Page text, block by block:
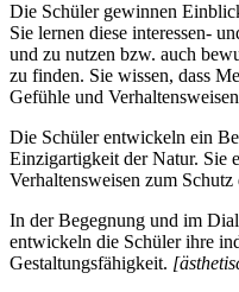
Die Schüler gewinnen
Sie lernen diese interessen-
und zu nutzen bzw. auch
zu finden. Sie wissen, dass
Gefühle und
Die Schüler entwickeln ein
Einzigartigkeit der Natur. Sie
Verhaltensweisen zum
In der Begegnung und im
entwickeln die Schüler ihre
Gestaltungsfähigkeit.